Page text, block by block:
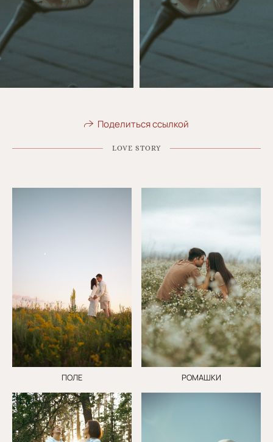
Поделиться ссылкой
LOVE STORY
ПОЛЕ РОМАШКИ